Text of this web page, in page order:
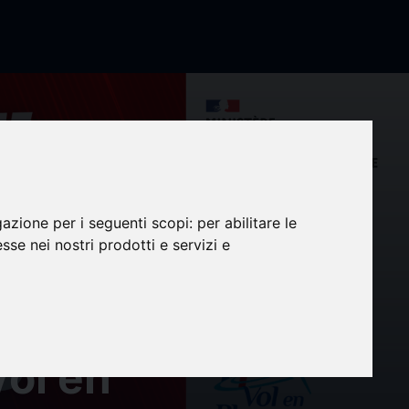
per i seguenti scopi: per abilitare le
nei nostri prodotti e servizi e
une
en